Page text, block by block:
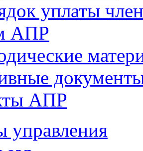
уплаты
АПР
АПР
управления